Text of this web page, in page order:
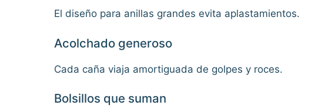
El diseño para anillas grandes evita aplastamientos.
Acolchado generoso
Cada caña viaja amortiguada de golpes y roces.
Bolsillos que suman